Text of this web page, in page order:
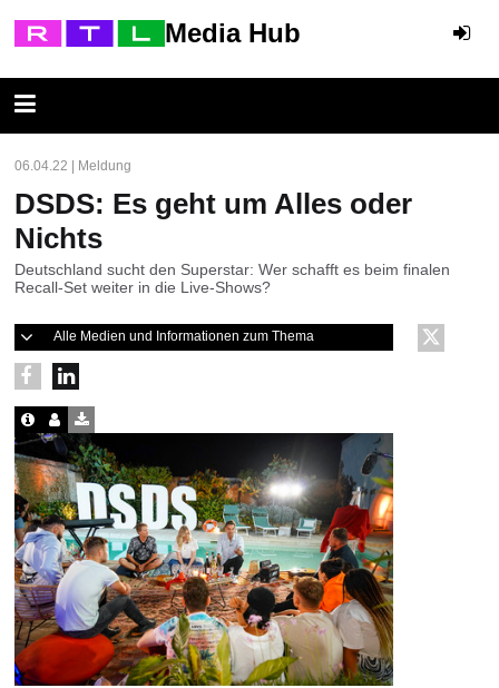
Media Hub
06.04.22 | Meldung
DSDS: Es geht um Alles oder
Nichts
Deutschland sucht den Superstar: Wer schafft es beim finalen
Recall-Set weiter in die Live-Shows?
Alle Medien und Informationen zum Thema